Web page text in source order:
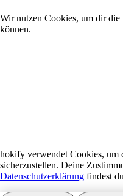
R
NAVIGATION
Wir nutzen Cookies, um dir die
können.
hokify verwendet Cookies, um
sicherzustellen. Deine
Datenschutzerklärung findest